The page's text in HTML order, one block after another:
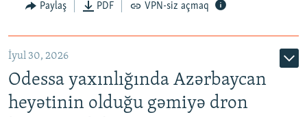
Paylaş PDF VPN-siz açmaq
İyul 30, 2026
Odessa yaxınlığında Azərbaycan
heyətinin olduğu gəmiyə dron